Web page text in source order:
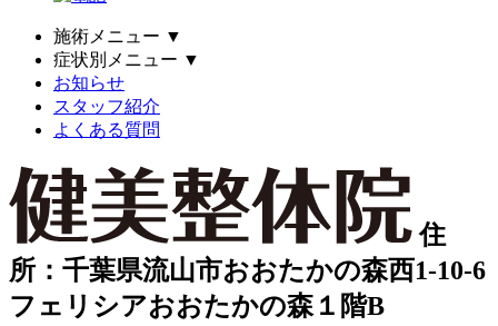
施術メニュー ▼
症状別メニュー ▼
お知らせ
スタッフ紹介
よくある質問
住
所：千葉県流山市おおたかの森西1-10-6
フェリシアおおたかの森１階B